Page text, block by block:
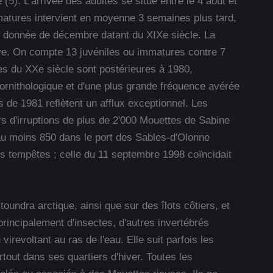
intervient en moyenne 3 semaines plus tard,
de décembre datant du XIXe siècle. La
On compte 13 juvéniles ou immatures contre 7
du XXe siècle sont postérieures à 1980,
et d'une plus grande fréquence avérée
1981 reflètent un afflux exceptionnel. Les
d'irruptions de plus de 2'000 Mouettes de Sabine
moins 850 dans le port des Sables-d'Olonne
tempêtes ; celle du 11 septembre 1998 coïncidait
arctique, ainsi que sur des îlots côtiers, et
d'insectes, d'autres invertébrés
au ras de l'eau. Elle suit parfois les
dans ses quartiers d'hiver. Toutes les